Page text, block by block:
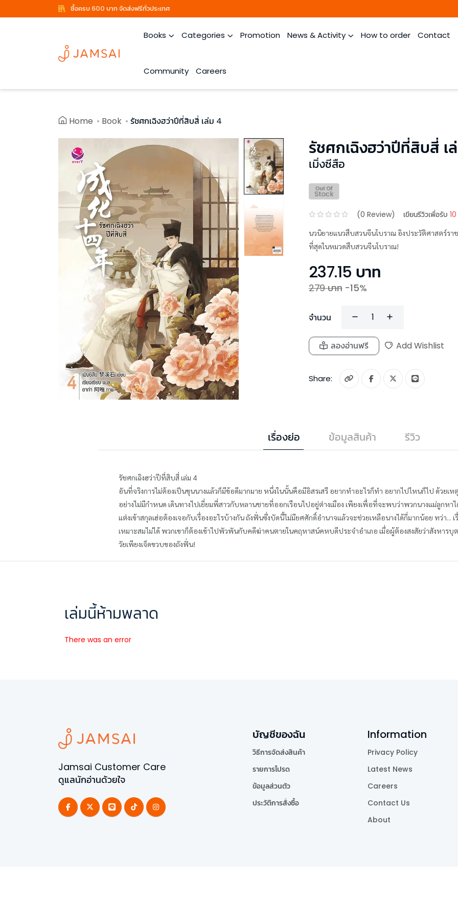
ซื้อครบ 600 บาท จัดส่งฟรีทั่วประเทศ
Books Categories Promotion News & Activity How to order Contact
Community Careers
Home Book รัชศกเฉิงฮว่าปีที่สิบสี่ เล่ม 4
รัชศกเฉิงฮว่าปีที่สิบสี่ เ
เมิ่งซีสือ
(0 Review) เขียนรีวิวเพื่อรับ
นวนิยายแนวสืบสวนจีนโบราณ อิงประวัติศาสตร์รา
ที่สุดในหมวดสืบสวนจีนโบราณ!
237.15 บาท
279บาท -15%
จำนวน
ลองอ่านฟรี Add Wishlist
Share:
เรื่องย่อ ข้อมูลสินค้า รีวิว
รัชศกเฉิงฮว่าปีที่สิบสี่ เล่ม 4
อันที่จริงการไม่ต้องเป็นขุนนางแล้วก็มีข้อดีมากมาย หนึ่งในนั้นคือมีอิสรเสรี อยากทำอะไรก็ทำ อยากไปไหนก็ไป ด้วยเ
อย่างไม่มีกำหนด เดินทางไปเยี่ยมพี่สาวกับหลานชายที่ออกเรือนไปอยู่ต่างเมือง เพียงเพื่อที่จะพบว่าพวกนางแม่ลูกห
แต่งเข้าสกุลเฮ่อต้องเจอกับเรื่องอะไรบ้างกัน ถังฟั่นซึ่งบัดนี้ไม่มียศศักดิ์อำนาจแล้วจะช่วยเหลือนางได้กี่มากน้อย ทว่า...
เหมาะสมไม่ได้ พวกเขาก็ต้องเข้าไปพัวพันกับคดีฆ่าคนตายในคฤหาสน์คหบดีประจำอำเภอ เมื่อผู้ต้องสงสัยว่าสังหาร
วัยเพียงเจ็ดขวบของถังฟั่น!
เล่มนี้ห้ามพลาด
There was an error
Jamsai Customer Care
ดูแลนักอ่านด้วยใจ
บัญชีของฉัน
วิธีการจัดส่งสินค้า
รายการโปรด
ข้อมูลส่วนตัว
ประวัติการสั่งซื้อ
Information
Privacy Policy
Latest News
Careers
Contact Us
About